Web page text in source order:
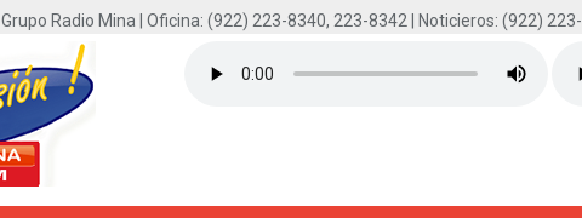
Grupo Radio Mina | Oficina: (922) 223-8340, 223-8342 | Noticieros: (922)